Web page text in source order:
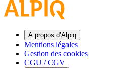
A propos d’Alpiq
Mentions légales
Gestion des cookies
CGU / CGV